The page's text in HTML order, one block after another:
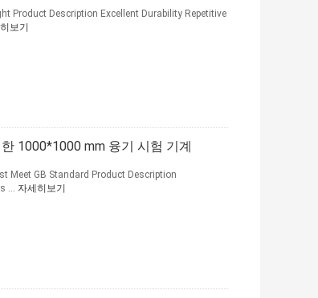
Product Description Excellent Durability Repetitive
보기
1000*1000 mm 융기 시험 기계
Meet GB Standard Product Description
... 자세히보기